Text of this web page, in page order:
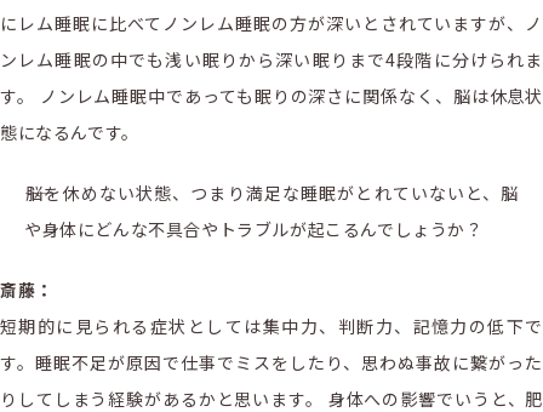
にレム睡眠に比べてノンレム睡眠の方が深いとされていますが、ノ
ンレム睡眠の中でも浅い眠りから深い眠りまで4段階に分けられま
す。 ノンレム睡眠中であっても眠りの深さに関係なく、脳は休息状
態になるんです。
――脳を休めない状態、つまり満足な睡眠がとれていないと、脳
や身体にどんな不具合やトラブルが起こるんでしょうか？
斎藤：
短期的に見られる症状としては集中力、判断力、記憶力の低下で
す。睡眠不足が原因で仕事でミスをしたり、思わぬ事故に繋がった
りしてしまう経験があるかと思います。 身体への影響でいうと、肥